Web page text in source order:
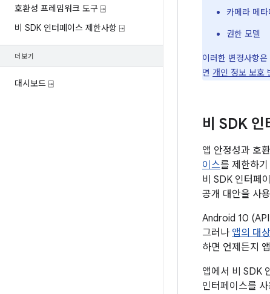
호환성 프레임워크 도구 ⍈
비 SDK 인터페이스 제한사항 ⍈
더보기
대시보드 ⍈
카메라 메
권한 모델
이러한 변경사항
면 개인 정보 보호
비 SDK 인
앱 안정성과 호
이스를 제한하
비 SDK 인터페
공개 대안을 사
Android 10 (API
그러나 앱의 대
하면 언제든지
앱에서 비 SDK
인터페이스를